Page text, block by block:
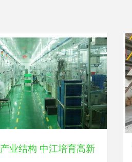
业结构 中江培育高新